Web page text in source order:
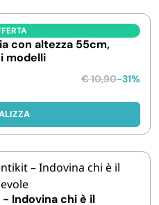
con altezza 55cm,
modelli
€10,90-31%
Indovina chi è il